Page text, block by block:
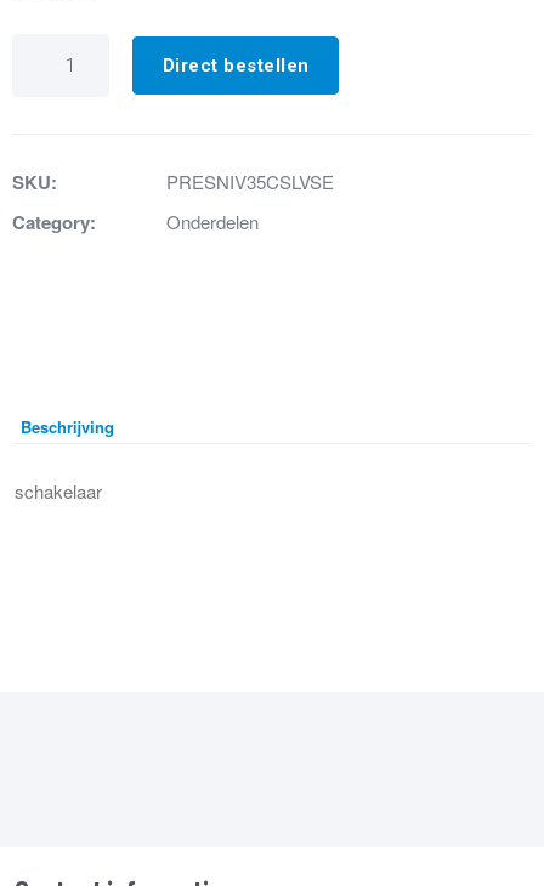
Niveaudrukschakelaar+microswitch
Direct bestellen
SKU: PRESNIV35CSLVSE
Category: Onderdelen
Beschrijving
schakelaar